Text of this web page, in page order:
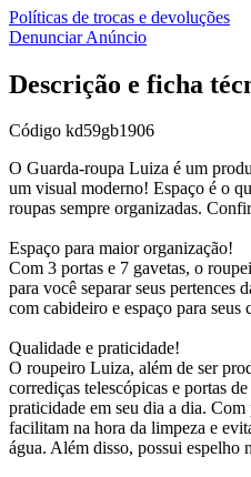
Políticas de trocas e devoluções
Denunciar Anúncio
Descrição e ficha
Código kd59gb1906
O Guarda-roupa Luiza é um
um visual moderno! Espaço é o
roupas sempre organizadas.
Espaço para maior organização!
Com 3 portas e 7 gavetas, o
para você separar seus pertences
com cabideiro e espaço para seus
Qualidade e praticidade!
O roupeiro Luiza, além de ser
corrediças telescópicas e portas
praticidade em seu dia a dia.
facilitam na hora da limpeza e
água. Além disso, possui espelho